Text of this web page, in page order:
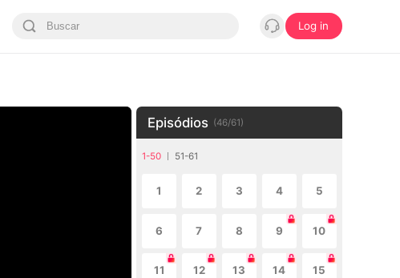
Log in
Episódios (46/61)
1-50 51-61
1 2 3 4 5
6 7 8 9 10
11 12 13 14 15